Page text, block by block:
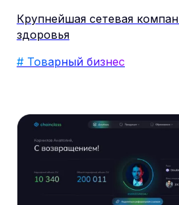
Крупнейшая сетевая
здоровья
# Товарный бизнес